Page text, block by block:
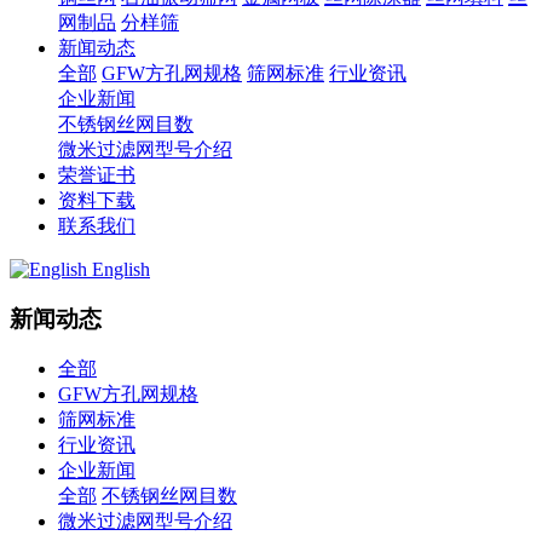
网制品 分样筛
新闻动态
全部 GFW方孔网规格 筛网标准 行业资讯
企业新闻
不锈钢丝网目数
微米过滤网型号介绍
荣誉证书
资料下载
联系我们
English
新闻动态
全部
GFW方孔网规格
筛网标准
行业资讯
企业新闻
全部 不锈钢丝网目数
微米过滤网型号介绍